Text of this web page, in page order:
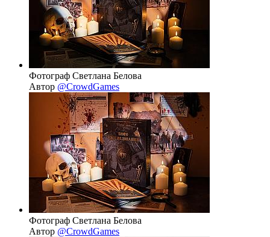
Фотограф Светлана Белова
Автор @CrowdGames
Фотограф Светлана Белова
Автор @CrowdGames